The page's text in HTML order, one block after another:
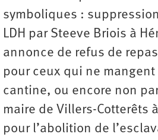
symboliques :
LDH par Steeve Briois à
annonce de refus de
pour ceux qui ne mangent
cantine, ou encore non
maire de Villers-Cotterêts
pour l’abolition de